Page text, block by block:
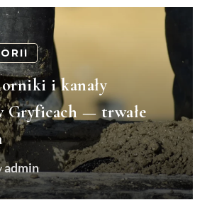
i kanały
Gryficach — trwałe
admin